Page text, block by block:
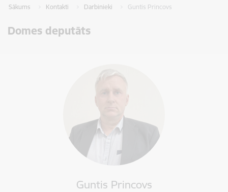
Sākums Kontakti Darbinieki Guntis Princovs
Domes deputāts
Guntis Princovs